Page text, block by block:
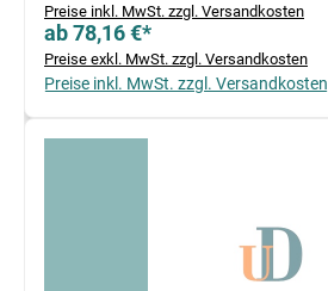
Preise inkl. MwSt. zzgl. Versandkosten
ab 78,16 €*
Preise exkl. MwSt. zzgl. Versandkosten
Preise inkl. MwSt. zzgl. Versandkosten